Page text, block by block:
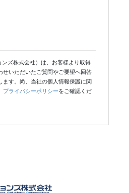
ンズ株式会社）は、お客様より取得
せいただいたご質問やご要望へ回答
ます。尚、当社の個人情報保護に関
プライバシーポリシーをご確認くだ